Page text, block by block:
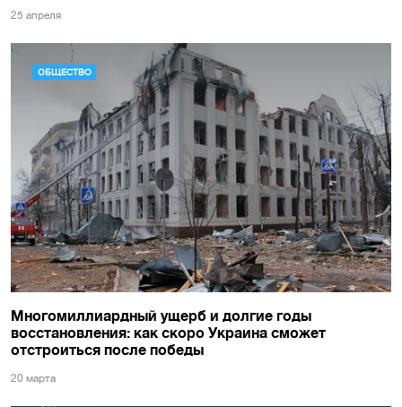
25 апреля
ОБЩЕСТВО
Многомиллиардный ущерб и долгие годы
восстановления: как скоро Украина сможет
отстроиться после победы
20 марта